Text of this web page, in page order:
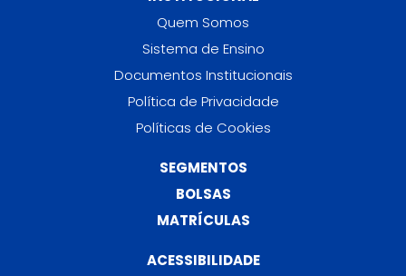
Quem Somos
Sistema de Ensino
Documentos Institucionais
Política de Privacidade
Políticas de Cookies
SEGMENTOS
BOLSAS
MATRÍCULAS
ACESSIBILIDADE